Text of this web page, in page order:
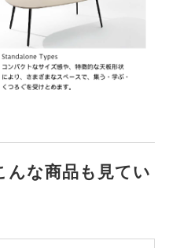
んな商品も見てい